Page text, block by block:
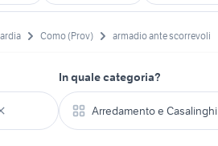
Como (Prov) armadio ante scorrevoli
In quale categoria?
Arredamento e Casalinghi